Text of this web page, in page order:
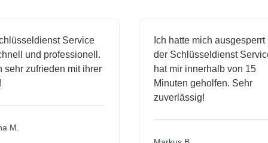
Service
und professionell.
zufrieden mit ihrer
M.
Ich hatte mich ausgesperrt
der Schlüsseldienst Service
hat mir innerhalb von 15
Minuten geholfen. Sehr
zuverlässig!